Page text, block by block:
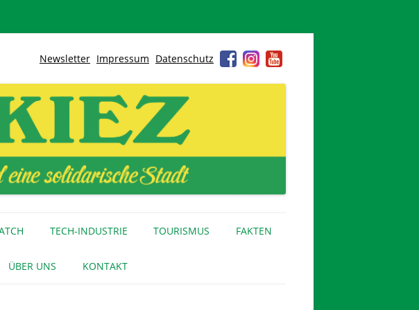
Newsletter Impressum Datenschutz
TECH-INDUSTRIE TOURISMUS FAKTEN
ÜBER UNS KONTAKT